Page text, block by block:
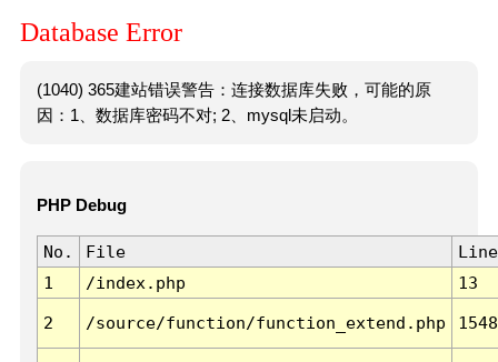
Database Error
(1040) 365建站错误警告：连接数据库失败，可能的原
因：1、数据库密码不对; 2、mysql未启动。
PHP Debug
No. File
Line
1
/index.php 13
2 /source/function/function_extend.php 1548